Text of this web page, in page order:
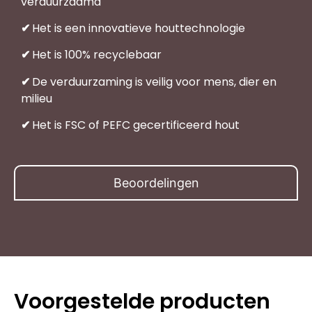
Beoordelingen
✔ Het is een innovatieve houttechnologie
✔ Het is 100% recyclebaar
✔ De verduurzaming is veilig voor mens, dier en
milieu
✔ Het is FSC of PEFC gecertificeerd hout
Voorgestelde producten